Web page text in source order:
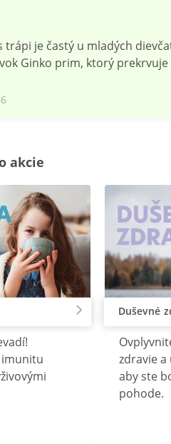
trápi je častý u mladých
Ginko prim, ktorý
akcie
Duševné
zdravie
aby ste
pohode.